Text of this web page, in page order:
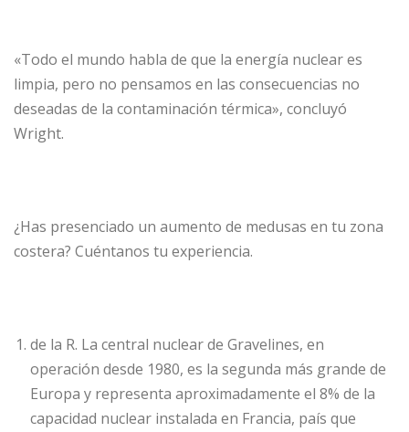
«Todo el mundo habla de que la energía nuclear es
limpia, pero no pensamos en las consecuencias no
deseadas de la contaminación térmica», concluyó
Wright.
¿Has presenciado un aumento de medusas en tu zona
costera? Cuéntanos tu experiencia.
de la R. La central nuclear de Gravelines, en
operación desde 1980, es la segunda más grande de
Europa y representa aproximadamente el 8% de la
capacidad nuclear instalada en Francia, país que